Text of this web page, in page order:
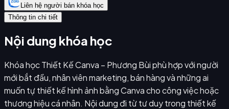
Liên hệ người bán khóa học
Thông tin chi tiết
Nội dung khóa học
Khóa học Thiết Kế Canva – Phương Bùi phù hợp với người
mới bắt đầu, nhân viên marketing, bán hàng và những ai
muốn tự thiết kế hình ảnh bằng Canva cho công việc hoặc
thương hiệu cá nhân. Nội dung đi từ tư duy trong thiết kế